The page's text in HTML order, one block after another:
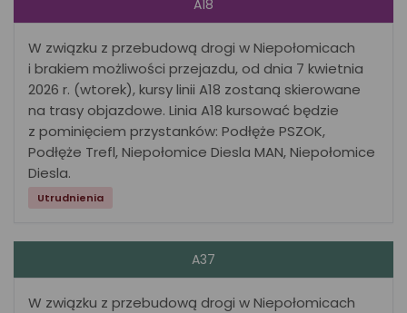
A18
W związku z przebudową drogi w Niepołomicach
i brakiem możliwości przejazdu, od dnia 7 kwietnia
2026 r. (wtorek), kursy linii A18 zostaną skierowane
na trasy objazdowe. Linia A18 kursować będzie
z pominięciem przystanków: Podłęże PSZOK,
Podłęże Trefl, Niepołomice Diesla MAN, Niepołomice
Diesla.
Utrudnienia
A37
W związku z przebudową drogi w Niepołomicach